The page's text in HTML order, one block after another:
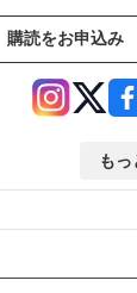
購読をお申込み
もっ
イベント